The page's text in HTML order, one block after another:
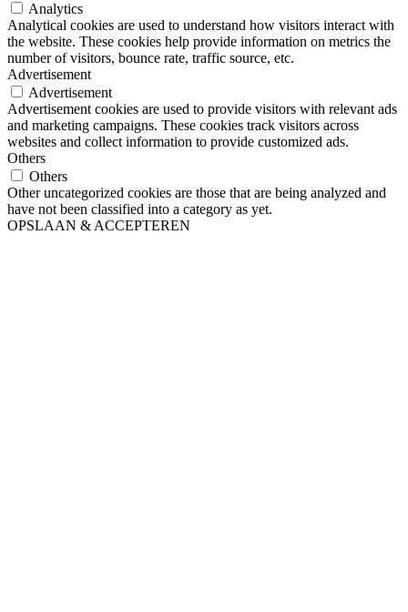
Analytics
Analytical cookies are used to understand how visitors interact with
the website. These cookies help provide information on metrics the
number of visitors, bounce rate, traffic source, etc.
Advertisement
Advertisement
Advertisement cookies are used to provide visitors with relevant ads
and marketing campaigns. These cookies track visitors across
websites and collect information to provide customized ads.
Others
Others
Other uncategorized cookies are those that are being analyzed and
have not been classified into a category as yet.
OPSLAAN & ACCEPTEREN